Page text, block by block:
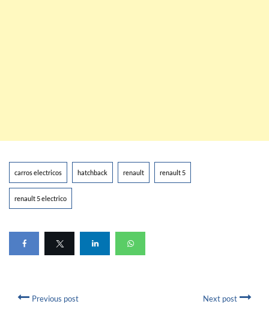
carros electricos hatchback renault renault 5
renault 5 electrico
Previous post Next post